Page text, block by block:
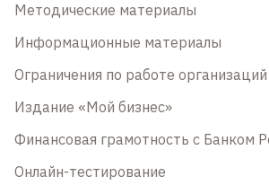
Методические материалы
Информационные материалы
Ограничения по работе организаций
Издание «Мой бизнес»
Финансовая грамотность с Банком
Онлайн-тестирование